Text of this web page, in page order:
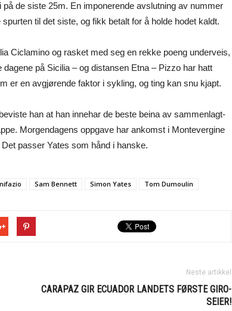
de siste 25m. En imponerende avslutning av nummer
til det siste, og fikk betalt for å holde hodet kaldt.
Ciclamino og rasket med seg en rekke poeng underveis,
på Sicilia – og distansen Etna – Pizzo har hatt
er en avgjørende faktor i sykling, og ting kan snu kjapt.
han at han innehar de beste beina av sammenlagt-
Morgendagens oppgave har ankomst i Montevergine
passer Yates som hånd i hanske.
Sam Bennett Simon Yates Tom Dumoulin
Neste artikkel
CARAPAZ GIR ECUADOR LANDETS FØRSTE GIRO-
SEIER!